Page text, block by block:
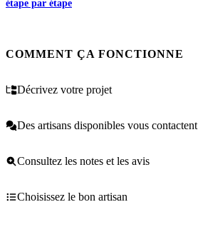
étape par étape
COMMENT ÇA FONCTIONNE
Décrivez votre projet
Des artisans disponibles vous contactent
Consultez les notes et les avis
Choisissez le bon artisan